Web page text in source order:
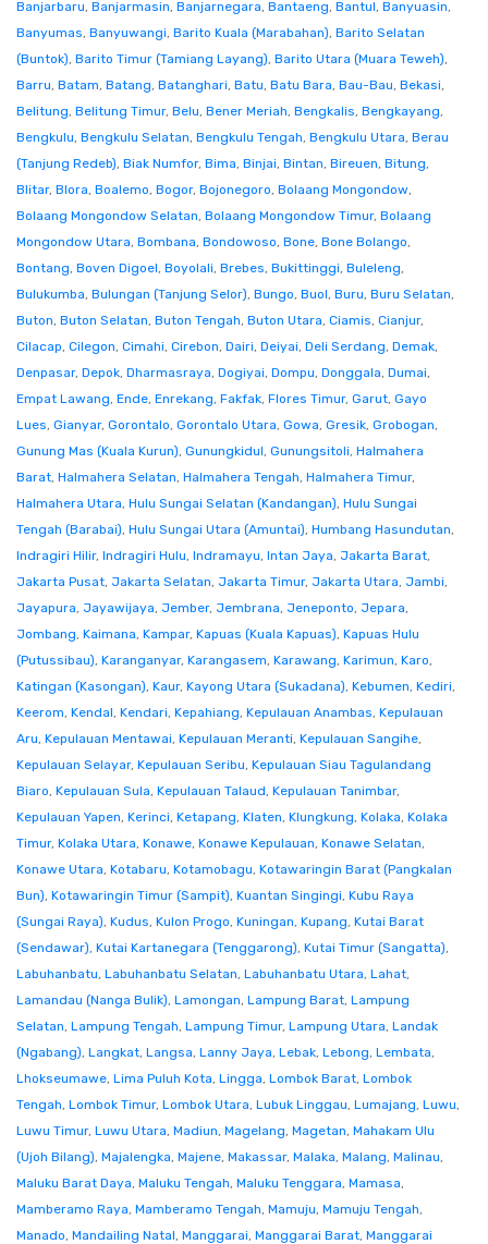
Banjarbaru, Banjarmasin, Banjarnegara, Bantaeng, Bantul, Banyuasin,
Banyumas, Banyuwangi, Barito Kuala (Marabahan), Barito Selatan
(Buntok), Barito Timur (Tamiang Layang), Barito Utara (Muara Teweh),
Barru, Batam, Batang, Batanghari, Batu, Batu Bara, Bau-Bau, Bekasi,
Belitung, Belitung Timur, Belu, Bener Meriah, Bengkalis, Bengkayang,
Bengkulu, Bengkulu Selatan, Bengkulu Tengah, Bengkulu Utara, Berau
(Tanjung Redeb), Biak Numfor, Bima, Binjai, Bintan, Bireuen, Bitung,
Blitar, Blora, Boalemo, Bogor, Bojonegoro, Bolaang Mongondow,
Bolaang Mongondow Selatan, Bolaang Mongondow Timur, Bolaang
Mongondow Utara, Bombana, Bondowoso, Bone, Bone Bolango,
Bontang, Boven Digoel, Boyolali, Brebes, Bukittinggi, Buleleng,
Bulukumba, Bulungan (Tanjung Selor), Bungo, Buol, Buru, Buru Selatan,
Buton, Buton Selatan, Buton Tengah, Buton Utara, Ciamis, Cianjur,
Cilacap, Cilegon, Cimahi, Cirebon, Dairi, Deiyai, Deli Serdang, Demak,
Denpasar, Depok, Dharmasraya, Dogiyai, Dompu, Donggala, Dumai,
Empat Lawang, Ende, Enrekang, Fakfak, Flores Timur, Garut, Gayo
Lues, Gianyar, Gorontalo, Gorontalo Utara, Gowa, Gresik, Grobogan,
Gunung Mas (Kuala Kurun), Gunungkidul, Gunungsitoli, Halmahera
Barat, Halmahera Selatan, Halmahera Tengah, Halmahera Timur,
Halmahera Utara, Hulu Sungai Selatan (Kandangan), Hulu Sungai
Tengah (Barabai), Hulu Sungai Utara (Amuntai), Humbang Hasundutan,
Indragiri Hilir, Indragiri Hulu, Indramayu, Intan Jaya, Jakarta Barat,
Jakarta Pusat, Jakarta Selatan, Jakarta Timur, Jakarta Utara, Jambi,
Jayapura, Jayawijaya, Jember, Jembrana, Jeneponto, Jepara,
Jombang, Kaimana, Kampar, Kapuas (Kuala Kapuas), Kapuas Hulu
(Putussibau), Karanganyar, Karangasem, Karawang, Karimun, Karo,
Katingan (Kasongan), Kaur, Kayong Utara (Sukadana), Kebumen, Kediri,
Keerom, Kendal, Kendari, Kepahiang, Kepulauan Anambas, Kepulauan
Aru, Kepulauan Mentawai, Kepulauan Meranti, Kepulauan Sangihe,
Kepulauan Selayar, Kepulauan Seribu, Kepulauan Siau Tagulandang
Biaro, Kepulauan Sula, Kepulauan Talaud, Kepulauan Tanimbar,
Kepulauan Yapen, Kerinci, Ketapang, Klaten, Klungkung, Kolaka, Kolaka
Timur, Kolaka Utara, Konawe, Konawe Kepulauan, Konawe Selatan,
Konawe Utara, Kotabaru, Kotamobagu, Kotawaringin Barat (Pangkalan
Bun), Kotawaringin Timur (Sampit), Kuantan Singingi, Kubu Raya
(Sungai Raya), Kudus, Kulon Progo, Kuningan, Kupang, Kutai Barat
(Sendawar), Kutai Kartanegara (Tenggarong), Kutai Timur (Sangatta),
Labuhanbatu, Labuhanbatu Selatan, Labuhanbatu Utara, Lahat,
Lamandau (Nanga Bulik), Lamongan, Lampung Barat, Lampung
Selatan, Lampung Tengah, Lampung Timur, Lampung Utara, Landak
(Ngabang), Langkat, Langsa, Lanny Jaya, Lebak, Lebong, Lembata,
Lhokseumawe, Lima Puluh Kota, Lingga, Lombok Barat, Lombok
Tengah, Lombok Timur, Lombok Utara, Lubuk Linggau, Lumajang, Luwu,
Luwu Timur, Luwu Utara, Madiun, Magelang, Magetan, Mahakam Ulu
(Ujoh Bilang), Majalengka, Majene, Makassar, Malaka, Malang, Malinau,
Maluku Barat Daya, Maluku Tengah, Maluku Tenggara, Mamasa,
Mamberamo Raya, Mamberamo Tengah, Mamuju, Mamuju Tengah,
Manado, Mandailing Natal, Manggarai, Manggarai Barat, Manggarai